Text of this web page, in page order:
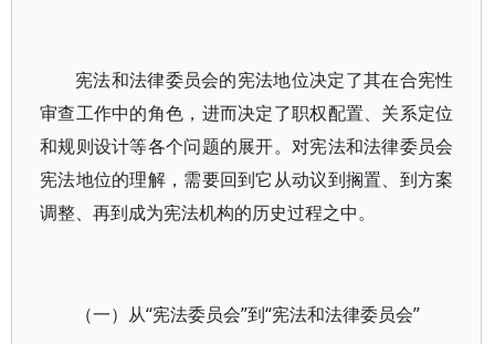
宪法和法律委员会的宪法地位决定了其在合宪性
审查工作中的角色，进而决定了职权配置、关系定位
和规则设计等各个问题的展开。对宪法和法律委员会
宪法地位的理解，需要回到它从动议到搁置、到方案
调整、再到成为宪法机构的历史过程之中。
（一）从“宪法委员会”到“宪法和法律委员会”